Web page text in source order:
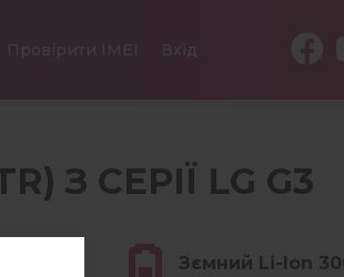
Провірити IMEI Вхід
З СЕРІЇ LG G3
Зємний Li-Ion